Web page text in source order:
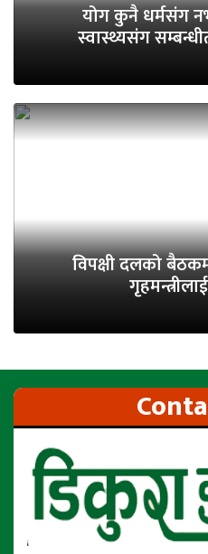
योग कुनै धर्मसंग
स्वास्थ्यसंग
विपक्षी दलको